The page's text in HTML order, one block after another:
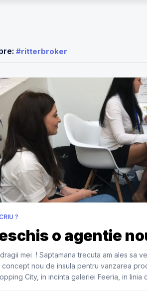
#ritterbroker
?
o agentie
mei ! Saptamana trecuta am ales sa
concept nou de insula pentru vanzarea
City, in incinta galeriei Feeria, in